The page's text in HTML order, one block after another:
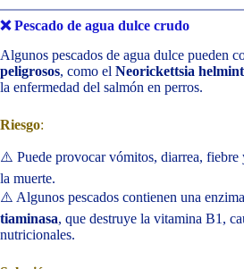
❌ Pescado de agua dulce crudo
Algunos pescados de agua dulce pueden
peligrosos, como el Neorickettsia
la enfermedad del salmón en perros.
Riesgo:
⚠️ Puede provocar vómitos, diarrea, fiebre
la muerte.
⚠️ Algunos pescados contienen una
tiaminasa, que destruye la vitamina B1,
nutricionales.